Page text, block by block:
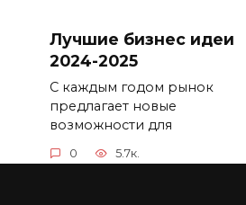
Лучшие бизнес идеи
2024-2025
С каждым годом рынок
предлагает новые
возможности для
0 5.7к.